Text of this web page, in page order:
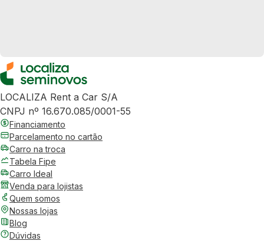
LOCALIZA Rent a Car S/A
CNPJ nº 16.670.085/0001-55
Financiamento
Parcelamento no cartão
Carro na troca
Tabela Fipe
Carro Ideal
Venda para lojistas
Quem somos
Nossas lojas
Blog
Dúvidas